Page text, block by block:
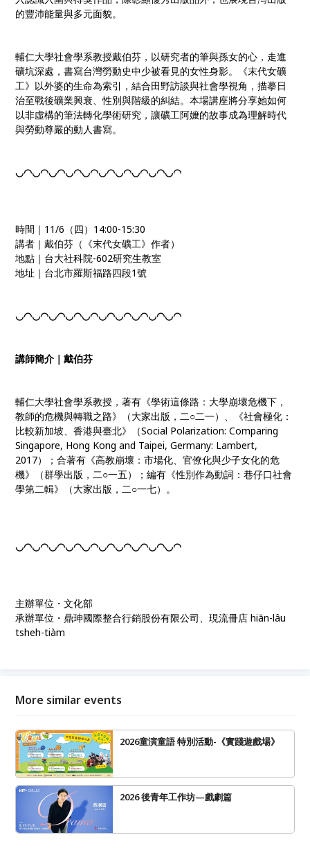
的豐沛能量與多元面貌。
輔仁大學社會學系教授戴伯芬，以研究者的筆與孫女的心，走進
礦坑深處，書寫台灣勞動史中少被看見的女性身影。《末代女礦
工》以外婆的生命為索引，結合田野訪談與社會學視角，描摹日
治至戰後礦業興衰、性別與階級的糾結。本場講座將分享她如何
以非虛構的筆法轉化學術研究，讓礦工阿嬤的故事成為理解時代
與勞動尊嚴的動人書寫。
◡◠◡◠◡◠◡◠◡◠◡◠◡◠◡◠◡◠◡◠
時間｜11/6（四）14:00-15:30
講者｜戴伯芬（《末代女礦工》作者）
地點｜台大社科院-602研究生教室
地址｜台北市羅斯福路四段1號
◡◠◡◠◡◠◡◠◡◠◡◠◡◠◡◠◡◠◡◠
講師簡介｜戴伯芬
輔仁大學社會學系教授，著有《學術這條路：大學崩壞危機下，
教師的危機與轉職之路》（大家出版，二○二一）、《社會極化：
比較新加坡、香港與臺北》（Social Polarization: Comparing
Singapore, Hong Kong and Taipei, Germany: Lambert,
2017）；合著有《高教崩壞：市場化、官僚化與少子女化的危
機》（群學出版，二○一五）；編有《性別作為動詞：巷仔口社會
學第二輯》（大家出版，二○一七）。
◡◠◡◠◡◠◡◠◡◠◡◠◡◠◡◠◡◠◡◠
主辦單位・文化部
承辦單位・鼎珅國際整合行銷股份有限公司、現流冊店 hiān-lâu
tsheh-tiàm
More similar events
2026童演童語 特別活動-《實踐遊戲場》
2026 後青年工作坊—戲劇篇